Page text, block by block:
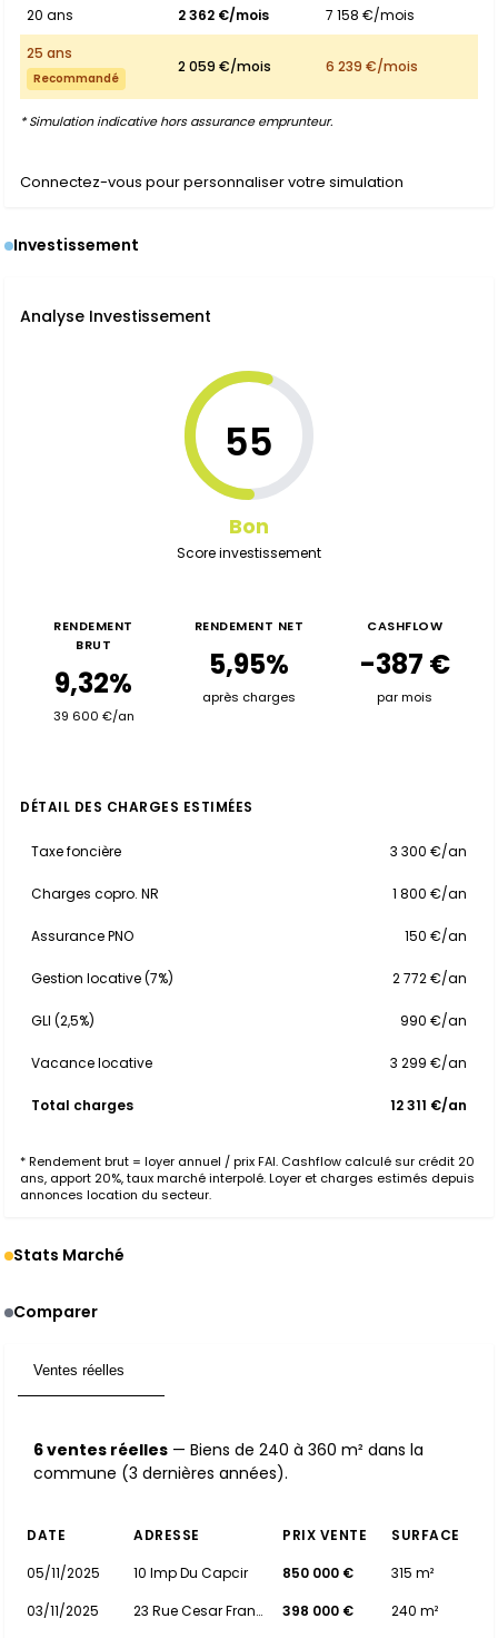
20 ans 2 362 €/mois
7 158 €/mois
25 ans
Recommandé
2 059 €/mois 6 239 €/mois
* Simulation indicative hors assurance emprunteur.
Connectez-vous pour personnaliser votre simulation
Investissement
Analyse Investissement
55
Bon
Score investissement
RENDEMENT
BRUT
9,32%
39 600 €/an
RENDEMENT NET
5,95%
après charges
CASHFLOW
-387 €
par mois
DÉTAIL DES CHARGES ESTIMÉES
Taxe foncière 3 300 €/an
Charges copro. NR 1 800 €/an
Assurance PNO 150 €/an
Gestion locative (7%) 2 772 €/an
GLI (2,5%) 990 €/an
Vacance locative 3 299 €/an
Total charges 12 311 €/an
* Rendement brut = loyer annuel / prix FAI. Cashflow calculé sur crédit 20
ans, apport 20%, taux marché interpolé. Loyer et charges estimés depuis
annonces location du secteur.
Stats Marché
Comparer
Ventes réelles
6 ventes réelles — Biens de 240 à 360 m² dans la
commune (3 dernières années).
DATE ADRESSE PRIX VENTE
SURFACE
05/11/2025
10 Imp Du Capcir 850 000 €
315 m²
03/11/2025
23 Rue Cesar Franck 398 000 €
240 m²